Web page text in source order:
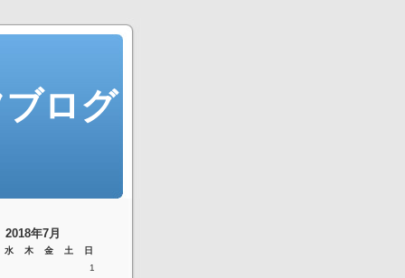
ログ
2018年7月
水 木 金 土 日
1